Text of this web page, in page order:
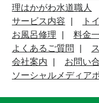
理はかがわ水道職人
サービス内容
ト
お風呂修理
料金
よくあるご質問
会社案内
お問い
ソーシャルメディア